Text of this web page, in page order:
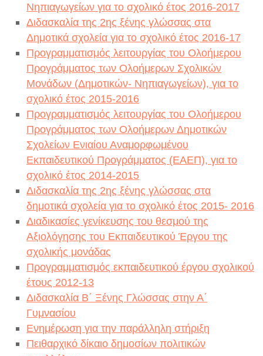
Νηπιαγωγείων για το σχολικό έτος 2016-2017
Διδασκαλία της 2ης ξένης γλώσσας στα
Δημοτικά σχολεία για το σχολικό έτος 2016-17
Προγραμματισμός λειτουργίας του Ολοήμερου
Προγράμματος των Ολοήμερων Σχολικών
Μονάδων (Δημοτικών- Νηπιαγωγείων), για το
σχολικό έτος 2015-2016
Προγραμματισμός λειτουργίας του Ολοήμερου
Προγράμματος των Ολοήμερων Δημοτικών
Σχολείων Ενιαίου Αναμορφωμένου
Εκπαιδευτικού Προγράμματος (ΕΑΕΠ), για το
σχολικό έτος 2014-2015
Διδασκαλία της 2ης ξένης γλώσσας στα
δημοτικά σχολεία για το σχολικό έτος 2015- 2016
Διαδικασίες γενίκευσης του θεσμού της
Αξιολόγησης του Εκπαιδευτικού Έργου της
σχολικής μονάδας
Προγραμματισμός εκπαιδευτικού έργου σχολικού
έτους 2012-13
Διδασκαλία Β΄ Ξένης Γλώσσας στην Α΄
Γυμνασίου
Ενημέρωση για την παράλληλη στήριξη
Πειθαρχικό δίκαιο δημοσίων πολιτικών